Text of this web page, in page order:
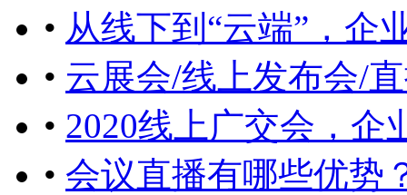
• 从线下到“云端”，企
• 云展会/线上发布会/
• 2020线上广交会，企
• 会议直播有哪些优势